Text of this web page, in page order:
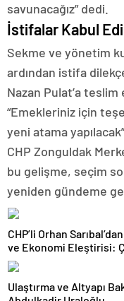
savunacağız” dedi.
İstifalar Kabul
Sekme ve yönetim
ardından istifa
Nazan Pulat’a
“Emekleriniz için
yeni atama
CHP Zonguldak
bu gelişme, seçim
yeniden gündeme
CHP’li Orhan
ve Ekonomi Eleştirisi:
Kaderiyle Baş Başa Kaldı
Ulaştırma ve Altyapı